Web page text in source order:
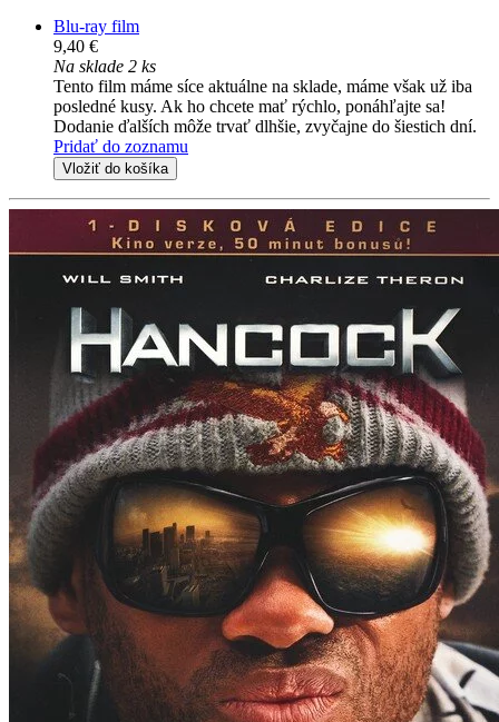
Blu-ray film
9,40 €
Na sklade 2 ks
Tento film máme síce aktuálne na sklade, máme však už iba
posledné kusy. Ak ho chcete mať rýchlo, ponáhľajte sa!
Dodanie ďalších môže trvať dlhšie, zvyčajne do šiestich dní.
Pridať do zoznamu
Vložiť do košíka